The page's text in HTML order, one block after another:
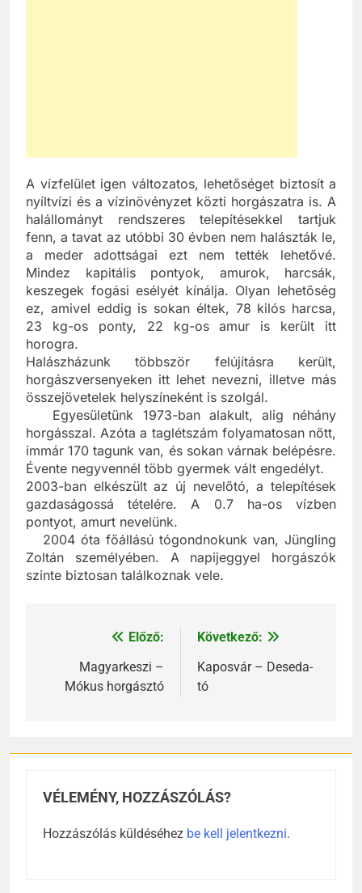
A vízfelület igen változatos, lehetőséget biztosít a
nyíltvízi és a vízinövényzet közti horgászatra is. A
halállományt rendszeres telepítésekkel tartjuk
fenn, a tavat az utóbbi 30 évben nem halászták le,
a meder adottságai ezt nem tették lehetővé.
Mindez kapitális pontyok, amurok, harcsák,
keszegek fogási esélyét kínálja. Olyan lehetőség
ez, amivel eddig is sokan éltek, 78 kilós harcsa,
23 kg-os ponty, 22 kg-os amur is került itt
horogra.
Halászházunk többször felújításra került,
horgászversenyeken itt lehet nevezni, illetve más
összejövetelek helyszíneként is szolgál.
Egyesületünk 1973-ban alakult, alig néhány
horgásszal. Azóta a taglétszám folyamatosan nőtt,
immár 170 tagunk van, és sokan várnak belépésre.
Évente negyvennél több gyermek vált engedélyt.
2003-ban elkészült az új nevelőtó, a telepítések
gazdaságossá tételére. A 0.7 ha-os vízben
pontyot, amurt nevelünk.
2004 óta főállású tógondnokunk van, Jüngling
Zoltán személyében. A napijeggyel horgászók
szinte biztosan találkoznak vele.
Bejegyzés
navigáció
Előző:
Magyarkeszi –
Mókus horgásztó
Következő:
Kaposvár – Deseda-
tó
VÉLEMÉNY, HOZZÁSZÓLÁS?
Hozzászólás küldéséhez be kell jelentkezni.